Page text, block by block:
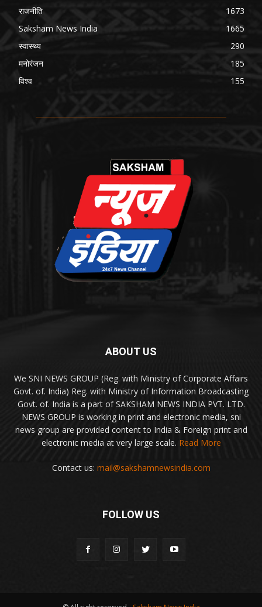
राजनीति
1673
Saksham News India
1665
स्वास्थ्य
290
मनोरंजन
185
विश्व
155
ABOUT US
We SNI NEWS GROUP (Reg. with Ministry of Corporate Affairs
Govt. of. India) Reg. with Ministry of Information Broadcasting
Govt. of. India is a part of SAKSHAM NEWS INDIA PVT. LTD.
NEWS GROUP is working in print and electronic media, sni
news group are provided content to India & Foreign print and
electronic media at very large scale. Read More
Contact us: mail@sakshamnewsindia.com
FOLLOW US